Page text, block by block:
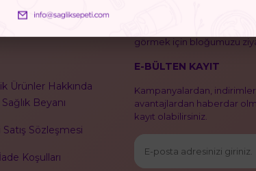
Ürünler Hakkında
Beyanı
Sözleşmesi
Koşulları
görmek için bloğumuzu
E-BÜLTEN KAYIT
Kampanyalardan,
avantajlardan haberdar
kayıt olabilirsiniz.